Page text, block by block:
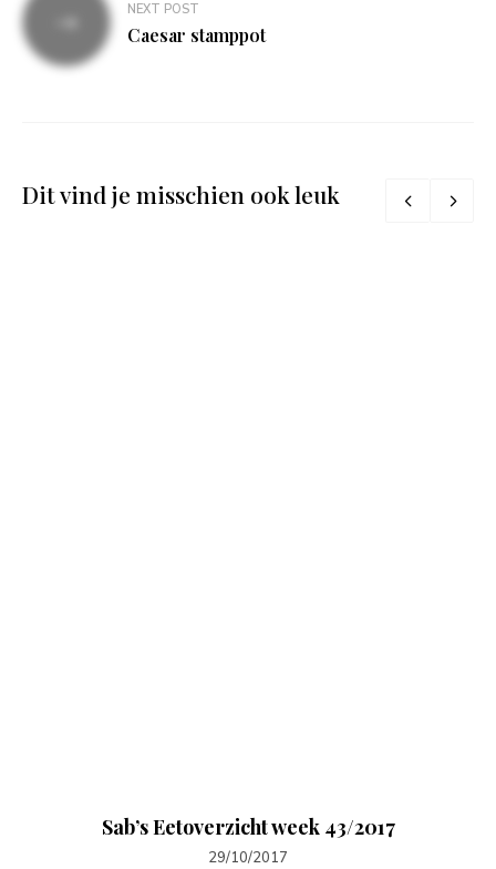
NEXT POST
Caesar stamppot
Dit vind je misschien ook leuk
Sab’s Eetoverzicht week 43/2017
29/10/2017